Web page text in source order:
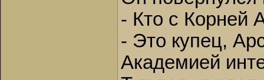
- Кто с Корней
- Это купец,
Академией